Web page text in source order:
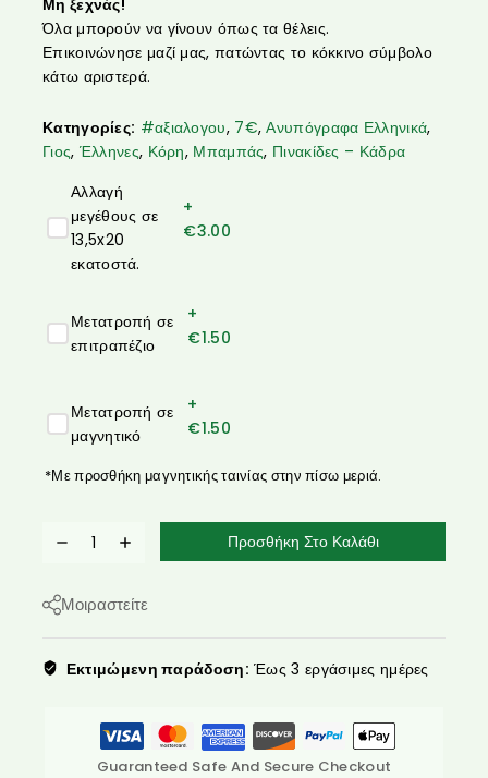
Όλα μπορούν να γίνουν όπως τα θέλεις.
Επικοινώνησε μαζί μας, πατώντας το κόκκινο σύμβολο
κάτω αριστερά.
Κατηγορίες: #αξιαλογου, 7€,Ανυπόγραφα Ελληνικά,
Γιος, Έλληνες, Κόρη, Μπαμπάς, Πινακίδες – Κάδρα
Αλλαγή
μεγέθους σε
13,5x20
εκατοστά.
+
€3.00
Μετατροπή σε
επιτραπέζιο
+
€1.50
Μετατροπή σε
μαγνητικό
+
€1.50
*Με προσθήκη μαγνητικής ταινίας στην πίσω μεριά.
Προσθήκη Στο Καλάθι
Μοιραστείτε
Εκτιμώμενη παράδοση: Έως 3 εργάσιμες ημέρες
Guaranteed Safe And Secure Checkout